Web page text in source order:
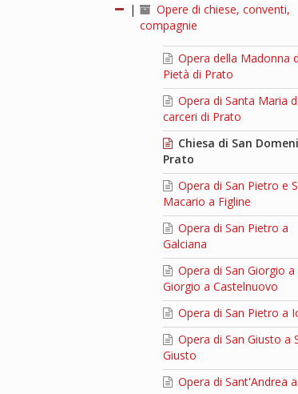
|
Opere di chiese, conventi,
compagnie
Opera della Madonna
Pietà di Prato
Opera di Santa Maria
carceri di Prato
Chiesa di San
Prato
Opera di San Pietro e
Macario a Figline
Opera di San Pietro a
Galciana
Opera di San Giorgio a
Giorgio a Castelnuovo
Opera di San Pietro a
Opera di San Giusto a
Giusto
Opera di Sant'Andrea